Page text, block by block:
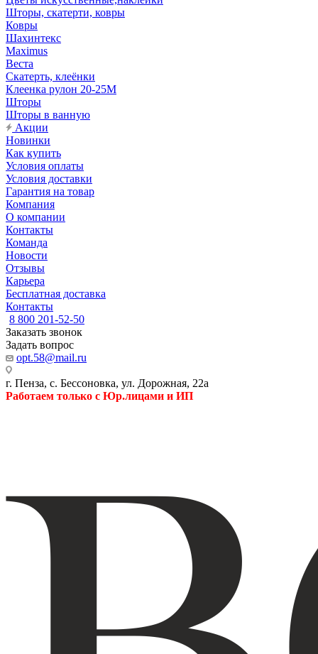
Шторы, скатерти, ковры
Ковры
Шахинтекс
Maximus
Веста
Скатерть, клеёнки
Клеенка рулон 20-25М
Шторы
Шторы в ванную
Акции
Новинки
Как купить
Условия оплаты
Условия доставки
Гарантия на товар
Компания
О компании
Контакты
Команда
Новости
Отзывы
Карьера
Бесплатная доставка
Контакты
8 800 201-52-50
Заказать звонок
Задать вопрос
opt.58@mail.ru
г. Пенза, с. Бессоновка, ул. Дорожная, 22а
Работаем только с Юр.лицами и ИП